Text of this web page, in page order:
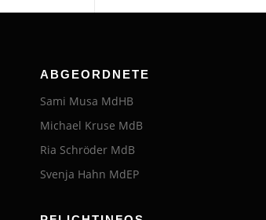
ABGEORDNETE
Sami Musa MdHB
Michael Kruse MdB
Ria Schröder MdB
Svenja Hahn MdEP